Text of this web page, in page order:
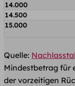
14.000
14.500
15.000
Quelle:
Mindestbetrag für
der vorzeitigen